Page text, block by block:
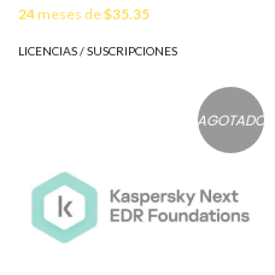
24meses de$35.35
LICENCIAS / SUSCRIPCIONES
AGOTADO